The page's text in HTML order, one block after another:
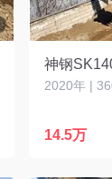
神钢
2020年 |
14.5万